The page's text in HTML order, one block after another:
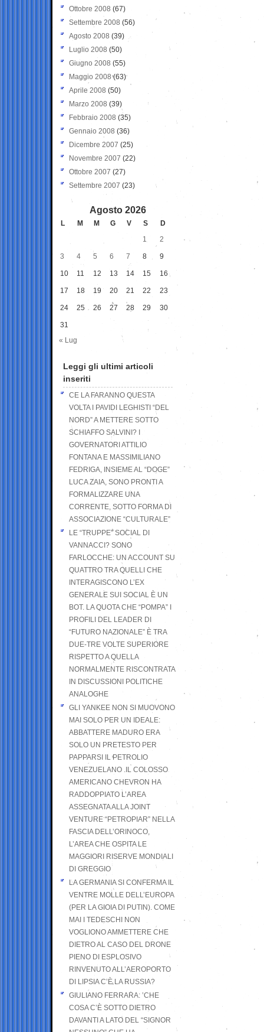
Ottobre 2008 (67)
Settembre 2008 (56)
Agosto 2008 (39)
Luglio 2008 (50)
Giugno 2008 (55)
Maggio 2008(63)
Aprile 2008 (50)
Marzo 2008 (39)
Febbraio 2008 (35)
Gennaio 2008 (36)
Dicembre 2007 (25)
Novembre 2007 (22)
Ottobre 2007 (27)
Settembre 2007 (23)
Agosto 2026
L M M G V S
D
1
2
3 4 5 6 7 8 9
10 11 12 13 14 15 16
17 18 19 20 21 22 23
24 25 26 27 28 29 30
31
« Lug
Leggi gli ultimi articoli
inseriti
CE LA FARANNO QUESTA
VOLTA I PAVIDI LEGHISTI “DEL
NORD” A METTERE SOTTO
SCHIAFFO SALVINI? I
GOVERNATORI ATTILIO
FONTANA E MASSIMILIANO
FEDRIGA, INSIEME AL “DOGE”
LUCA ZAIA, SONO PRONTI A
FORMALIZZARE UNA
CORRENTE, SOTTO FORMA DI
ASSOCIAZIONE “CULTURALE”
LE “TRUPPE” SOCIAL DI
VANNACCI? SONO
FARLOCCHE: UN ACCOUNT SU
QUATTRO TRA QUELLI CHE
INTERAGISCONO L’EX
GENERALE SUI SOCIAL È UN
BOT. LA QUOTA CHE “POMPA” I
PROFILI DEL LEADER DI
“FUTURO NAZIONALE” È TRA
DUE-TRE VOLTE SUPERIORE
RISPETTO A QUELLA
NORMALMENTE RISCONTRATA
IN DISCUSSIONI POLITICHE
ANALOGHE
GLI YANKEE NON SI MUOVONO
MAI SOLO PER UN IDEALE:
ABBATTERE MADURO ERA
SOLO UN PRETESTO PER
PAPPARSI IL PETROLIO
VENEZUELANO .IL COLOSSO
AMERICANO CHEVRON HA
RADDOPPIATO L’AREA
ASSEGNATA ALLA JOINT
VENTURE “PETROPIAR” NELLA
FASCIA DELL’ORINOCO,
L’AREA CHE OSPITA LE
MAGGIORI RISERVE MONDIALI
DI GREGGIO
LA GERMANIA SI CONFERMA IL
VENTRE MOLLE DELL’EUROPA
(PER LA GIOIA DI PUTIN). COME
MAI I TEDESCHI NON
VOGLIONO AMMETTERE CHE
DIETRO AL CASO DEL DRONE
PIENO DI ESPLOSIVO
RINVENUTO ALL’AEROPORTO
DI LIPSIA C’È LA RUSSIA?
GIULIANO FERRARA: ’CHE
COSA C’È SOTTO DIETRO
DAVANTI A LATO DEL “SIGNOR